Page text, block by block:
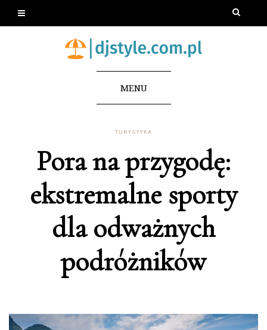
MENU
TURYSTYKA
Pora na przygodę:
ekstremalne sporty
dla odważnych
podróżników